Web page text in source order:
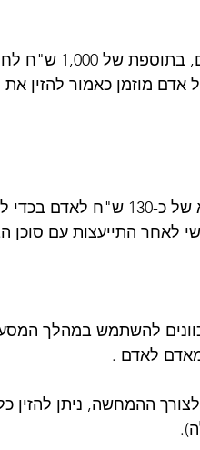
החישוב הבסיסי מתייחס
מוזמן כאמור להזין את
פנסיה - ע"פ ייעוץ שקיבלנו ההוצאה המינימלית
לאחר התייעצות עם סוכן
להשתמש במהלך
מאדם לאדם .
- הזנו סכום עגול של 3,000 ש"ח לצורך ההמחשה,